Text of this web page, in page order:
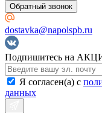
Обратный звонок
dostavka@napolspb.ru
Подпишитесь на
Я согласен(a) с
данных